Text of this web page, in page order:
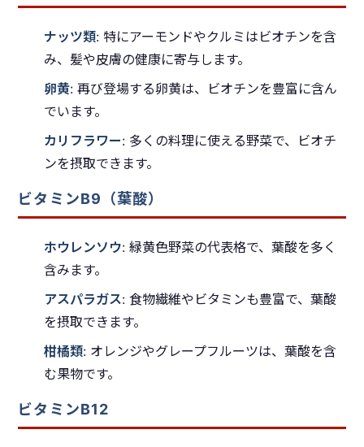
ナッツ類: 特にアーモンドやクルミはビオチンを含
み、髪や皮膚の健康に寄与します。
卵黄: 再び登場する卵黄は、ビオチンを豊富に含ん
でいます。
カリフラワー: 多くの料理に使える野菜で、ビオチ
ンを摂取できます。
ビタミンB9（葉酸）
ホウレンソウ: 緑黄色野菜の代表格で、葉酸を多く
含みます。
アスパラガス: 食物繊維やビタミンも豊富で、葉酸
を摂取できます。
柑橘類: オレンジやグレープフルーツは、葉酸を含
む果物です。
ビタミンB12